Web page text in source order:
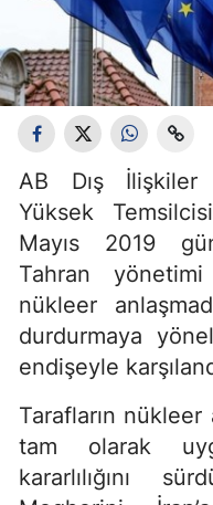
AB Dış İlişkiler
Yüksek
Mayıs 2019
Tahran
nükleer
durdurmaya
endişeyle
Tarafların nükleer
tam olarak
kararlılığını